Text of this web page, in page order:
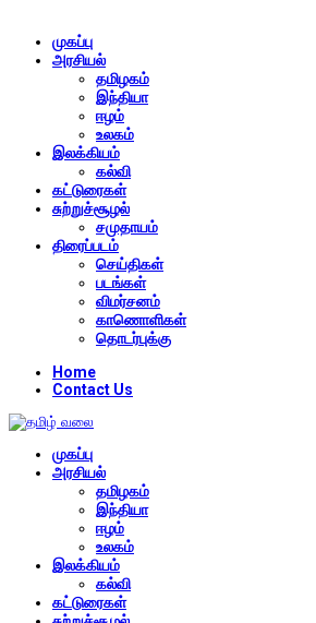
முகப்பு
அரசியல்
தமிழகம்
இந்தியா
ஈழம்
உலகம்
இலக்கியம்
கல்வி
கட்டுரைகள்
சுற்றுச்சூழல்
சமுதாயம்
திரைப்படம்
செய்திகள்
படங்கள்
விமர்சனம்
காணொளிகள்
தொடர்புக்கு
Home
Contact Us
முகப்பு
அரசியல்
தமிழகம்
இந்தியா
ஈழம்
உலகம்
இலக்கியம்
கல்வி
கட்டுரைகள்